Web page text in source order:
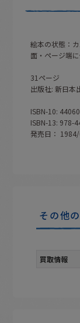
絵本の状態：
面・ページ端に
31ページ
出版社: 新日本
ISBN-10:
ISBN-13: 978-
発売日：
その他
買取情報